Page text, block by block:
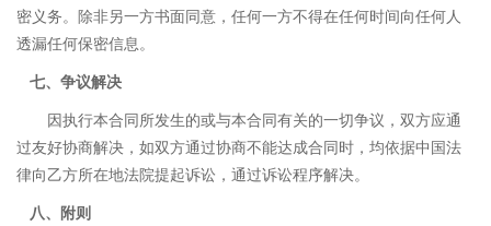
密义务。除非另一方书面同意，任何一方不得在任何时间向任何人
透漏任何保密信息。
七、争议解决
因执行本合同所发生的或与本合同有关的一切争议，双方应通
过友好协商解决，如双方通过协商不能达成合同时，均依据中国法
律向乙方所在地法院提起诉讼，通过诉讼程序解决。
八、附则